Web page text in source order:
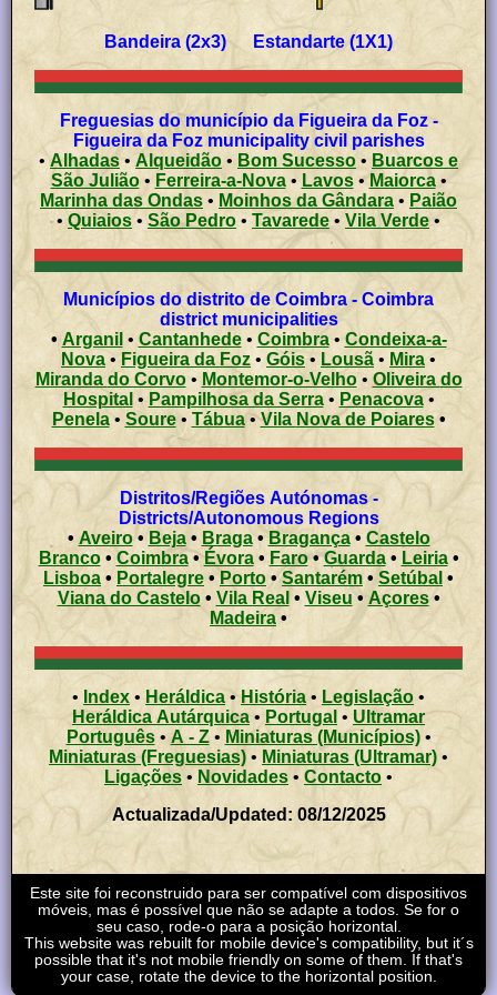
Bandeira (2x3) Estandarte (1X1)
Freguesias do município da Figueira da Foz -
Figueira da Foz municipality civil parishes
•Alhadas•Alqueidão • Bom Sucesso • Buarcos e
São Julião• Ferreira-a-Nova• Lavos•Maiorca•
Marinha das Ondas • Moinhos da Gândara • Paião
• Quiaios• São Pedro • Tavarede • Vila Verde •
Municípios do distrito de Coimbra - Coimbra
district municipalities
• Arganil • Cantanhede• Coimbra• Condeixa-a-
Nova • Figueira da Foz • Góis • Lousã • Mira•
Miranda do Corvo• Montemor-o-Velho• Oliveira do
Hospital • Pampilhosa da Serra• Penacova•
Penela• Soure• Tábua• Vila Nova de Poiares•
Distritos/Regiões Autónomas -
Districts/Autonomous Regions
• Aveiro• Beja• Braga•Bragança• Castelo
Branco•Coimbra•Évora• Faro•Guarda• Leiria•
Lisboa • Portalegre •Porto •Santarém• Setúbal •
Viana do Castelo• Vila Real • Viseu • Açores •
Madeira •
• Index • Heráldica•História • Legislação •
Heráldica Autárquica• Portugal • Ultramar
Português•A - Z• Miniaturas (Municípios)•
Miniaturas (Freguesias) • Miniaturas (Ultramar) •
Ligações• Novidades • Contacto •
Actualizada/Updated: 08/12/2025
Este site foi reconstruido para ser compatível com dispositivos
móveis, mas é possível que não se adapte a todos. Se for o
seu caso, rode-o para a posição horizontal.
This website was rebuilt for mobile device's compatibility, but it´s
possible that it's not mobile friendly on some of them. If that's
your case, rotate the device to the horizontal position.